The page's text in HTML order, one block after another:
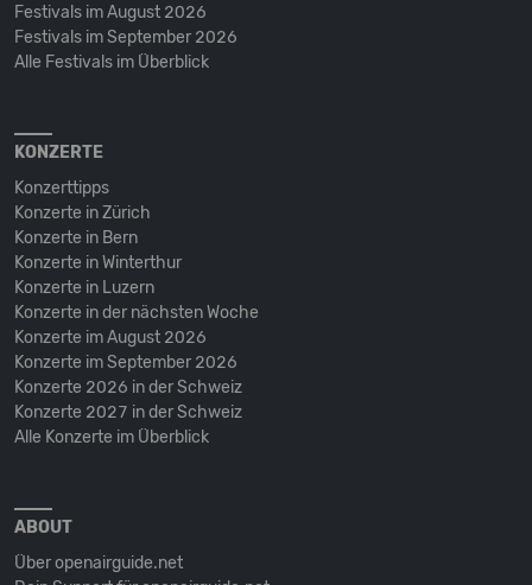
Festivals im August 2026
Festivals im September 2026
Alle Festivals im Überblick
KONZERTE
Konzerttipps
Konzerte in Zürich
Konzerte in Bern
Konzerte in Winterthur
Konzerte in Luzern
Konzerte in der nächsten Woche
Konzerte im August 2026
Konzerte im September 2026
Konzerte 2026 in der Schweiz
Konzerte 2027 in der Schweiz
Alle Konzerte im Überblick
ABOUT
Über openairguide.net